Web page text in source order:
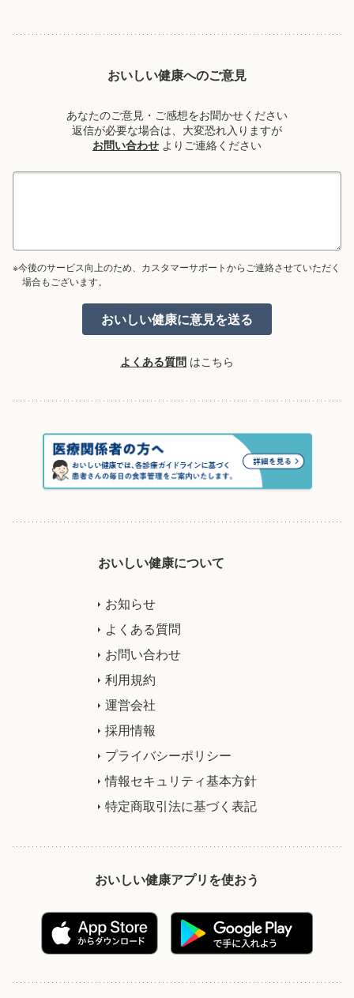
おいしい健康へのご意見
あなたのご意見・ご感想をお聞かせください
返信が必要な場合は、大変恐れ入りますが
お問い合わせ よりご連絡ください
※今後のサービス向上のため、カスタマーサポートからご連絡させていただく
場合もございます。
よくある質問 はこちら
おいしい健康について
お知らせ
よくある質問
お問い合わせ
利用規約
運営会社
採用情報
プライバシーポリシー
情報セキュリティ基本方針
特定商取引法に基づく表記
おいしい健康アプリを使おう